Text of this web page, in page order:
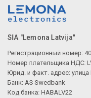
SIA "Lemona Latvija"
Регистрационный номер:
Номер плательщика НДС:
Юрид. и факт. адрес: улица
Банк: AS Swedbank
Код банка: HABALV22